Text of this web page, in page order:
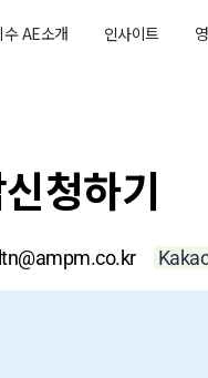
수 AE소개 인사이트
청하기